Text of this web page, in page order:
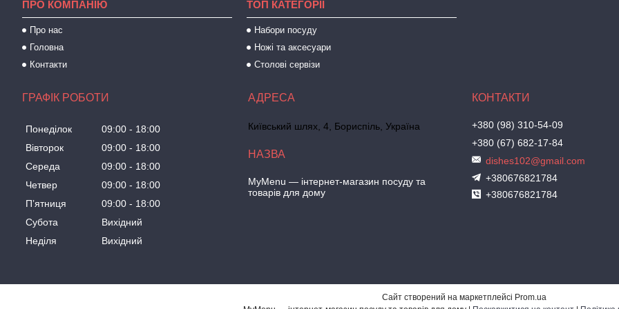
ПРО КОМПАНІЮ
Про нас
Головна
Контакти
ТОП КАТЕГОРІЇ
Набори посуду
Ножі та аксесуари
Столові сервізи
ГРАФІК РОБОТИ
Понеділок 09:00
18:00
Вівторок
09:00
18:00
Середа
09:00
18:00
Четвер
09:00
18:00
Пʼятниця
09:00
18:00
Субота
Вихідний
Неділя
Вихідний
Київський шлях, 4, Бориспіль, Україна
MyMenu — інтернет-магазин посуду та
товарів для дому
+380 (98) 310-54-09
+380 (67) 682-17-84
dishes102@gmail.com
+380676821784
+380676821784
Сайт створений на маркетплейсі Prom.ua